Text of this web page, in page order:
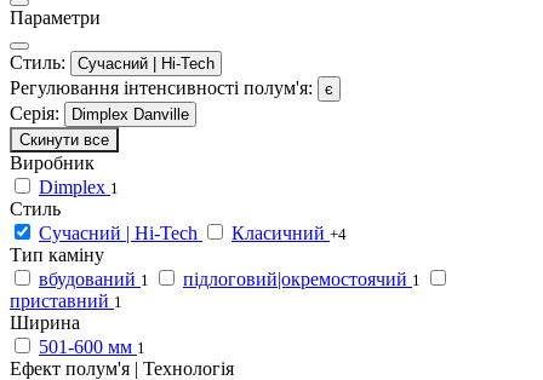
Параметри
Стиль: Сучасний | Hi-Tech
Регулювання інтенсивності полум'я: є
Серія:
Dimplex Danville
Скинути все
Виробник
Dimplex 1
Стиль
Сучасний | Hi-Tech
Класичний +4
Тип каміну
вбудований 1 підлоговий|окремостоячий 1
приставний 1
Ширина
501-600 мм 1
Ефект полум'я | Технологія